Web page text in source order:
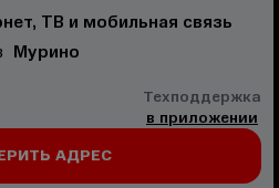
ТВ и мобильная связь
Мурино
Техподдержка
в приложении
АДРЕС